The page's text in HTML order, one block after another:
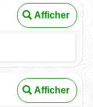
Afficher
Afficher